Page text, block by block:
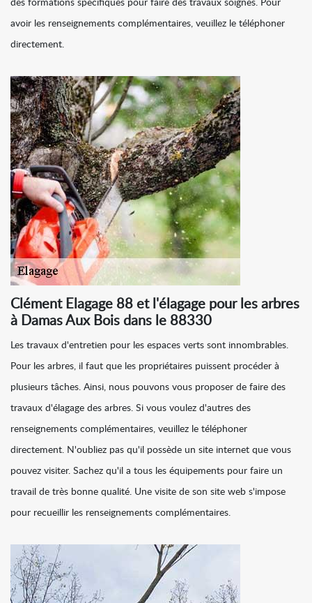
des formations spécifiques pour faire des travaux soignés. Pour
avoir les renseignements complémentaires, veuillez le téléphoner
directement.
Clément Elagage 88 et l'élagage pour les arbres
à Damas Aux Bois dans le 88330
Les travaux d'entretien pour les espaces verts sont innombrables.
Pour les arbres, il faut que les propriétaires puissent procéder à
plusieurs tâches. Ainsi, nous pouvons vous proposer de faire des
travaux d'élagage des arbres. Si vous voulez d'autres des
renseignements complémentaires, veuillez le téléphoner
directement. N'oubliez pas qu'il possède un site internet que vous
pouvez visiter. Sachez qu'il a tous les équipements pour faire un
travail de très bonne qualité. Une visite de son site web s'impose
pour recueillir les renseignements complémentaires.